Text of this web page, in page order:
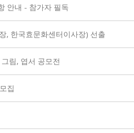
안내 - 참가자 필독
, 한국효문화센터이사장) 선출
림, 엽서 공모전
집